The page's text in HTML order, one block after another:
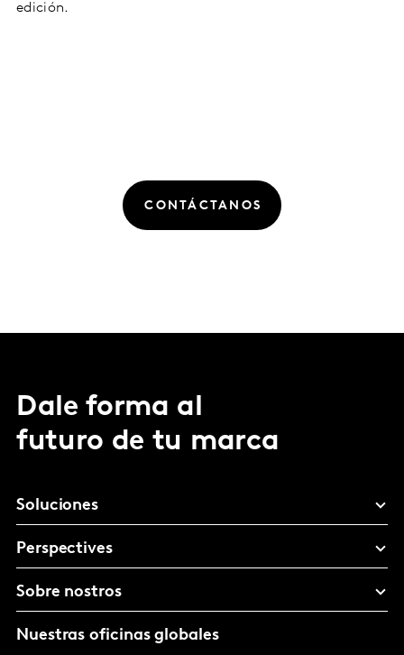
edición.
CONTÁCTANOS
Dale forma al
futuro de tu marca
Soluciones
Perspectives
Sobre nostros
Nuestras oficinas globales